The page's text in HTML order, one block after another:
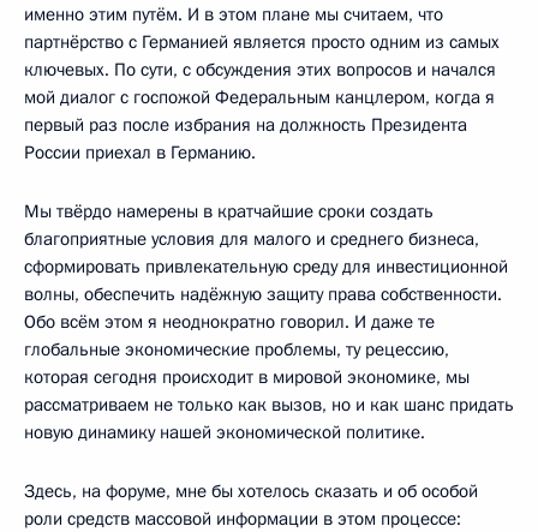
именно этим путём. И в этом плане мы считаем, что
партнёрство с Германией является просто одним из самых
ключевых. По сути, с обсуждения этих вопросов и начался
мой диалог с госпожой Федеральным канцлером, когда я
первый раз после избрания на должность Президента
России приехал в Германию.
Мы твёрдо намерены в кратчайшие сроки создать
благоприятные условия для малого и среднего бизнеса,
сформировать привлекательную среду для инвестиционной
волны, обеспечить надёжную защиту права собственности.
Обо всём этом я неоднократно говорил. И даже те
глобальные экономические проблемы, ту рецессию,
которая сегодня происходит в мировой экономике, мы
рассматриваем не только как вызов, но и как шанс придать
новую динамику нашей экономической политике.
Здесь, на форуме, мне бы хотелось сказать и об особой
роли средств массовой информации в этом процессе: